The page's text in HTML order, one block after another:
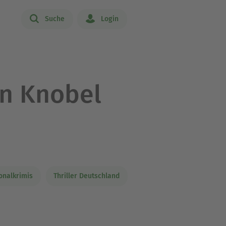
Suche Login
Knobel
Thriller Deutschland